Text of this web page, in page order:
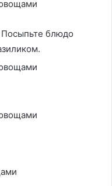
Посыпьте блюдо